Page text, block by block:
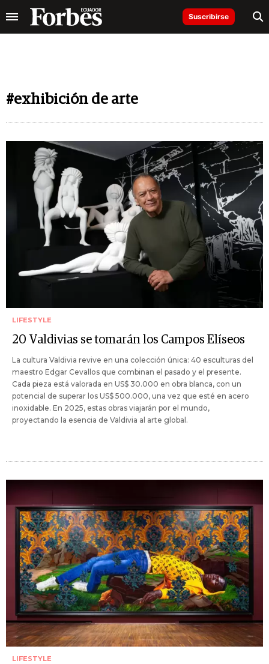
Suscribirse
#exhibición de arte
LIFESTYLE
20 Valdivias se tomarán los Campos Elíseos
La cultura Valdivia revive en una colección única: 40 esculturas del
maestro Edgar Cevallos que combinan el pasado y el presente.
Cada pieza está valorada en US$ 30.000 en obra blanca, con un
potencial de superar los US$ 500.000, una vez que esté en acero
inoxidable. En 2025, estas obras viajarán por el mundo,
proyectando la esencia de Valdivia al arte global.
LIFESTYLE